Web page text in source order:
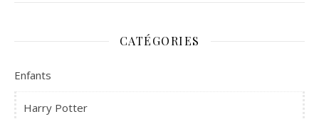
CATÉGORIES
Enfants
Harry Potter